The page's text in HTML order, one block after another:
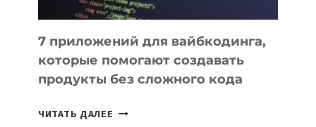
7 приложений для вайбкодинга,
которые помогают создавать
продукты без сложного кода
ЧИТАТЬ ДАЛЕЕ